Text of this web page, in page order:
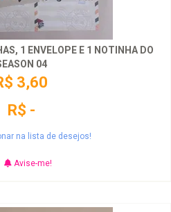
1 ENVELOPE E 1 NOTINHA DO
04
3,60
R$ -
na lista de desejos!
Avise-me!